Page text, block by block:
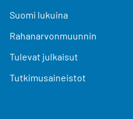
Suomi lukuina
Rahanarvonmuunnin
Tulevat julkaisut
Tutkimusaineistot